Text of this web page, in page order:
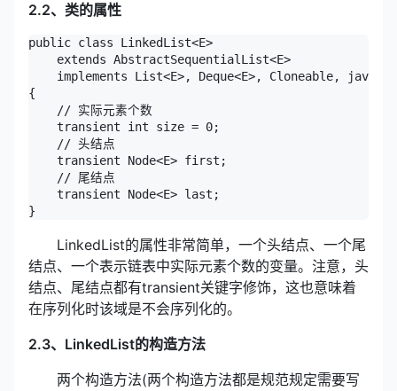
2.2、类的属性
public class LinkedList<E>
    extends AbstractSequentialList<E>
implements List<E>, Deque<E>, Cloneable,
{
    // 实际元素个数
    transient int size = 0;
    // 头结点
    transient Node<E> first;
    // 尾结点
    transient Node<E> last;
}
LinkedList的属性非常简单，一个头结点、一个尾
结点、一个表示链表中实际元素个数的变量。注意，头
结点、尾结点都有transient关键字修饰，这也意味着
在序列化时该域是不会序列化的。
2.3、LinkedList的构造方法
两个构造方法(两个构造方法都是规范规定需要写